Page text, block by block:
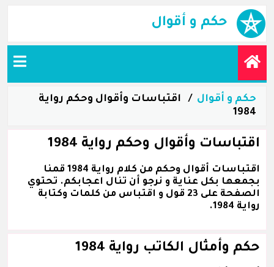
حكم و أقوال
حكم و أقوال
اقتباسات وأقوال وحكم رواية
1984
اقتباسات وأقوال وحكم رواية 1984
اقتباسات أقوال وحكم من كلام رواية 1984 قمنا
بجمعها بكل عناية و نرجو أن تنال اعجابكم. تحتوي
الصفحة على 23 قول و اقتباس من كلمات وكتابة
رواية 1984.
حكم وأمثال الكاتب رواية 1984